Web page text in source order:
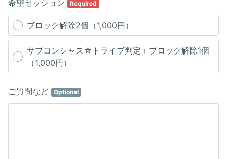
希望セッション Required
ブロック解除2個（1,000円）
サブコンシャス☆トライブ判定＋ブロック解除1個
（1,000円）
ご質問など Optional